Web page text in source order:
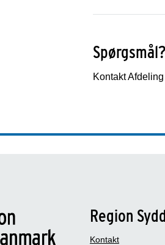
Spørgsmål?
Kontakt
Region
Kontakt